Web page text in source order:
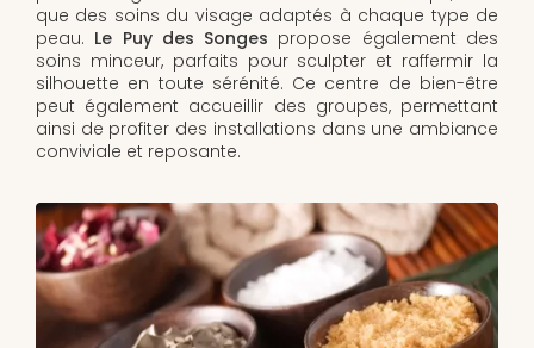
que des soins du visage adaptés à chaque type de
peau. Le Puy des Songes propose également des
soins minceur, parfaits pour sculpter et raffermir la
silhouette en toute sérénité. Ce centre de bien-être
peut également accueillir des groupes, permettant
ainsi de profiter des installations dans une ambiance
conviviale et reposante.